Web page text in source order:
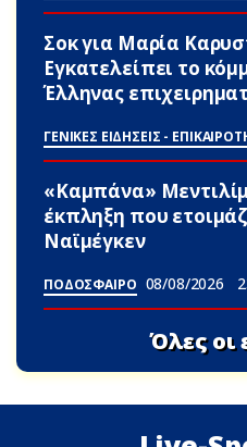
Σoκ για Μαρία
Εγκατελείπει το
Έλληνας
ΓΕΝΙΚΕΣ ΕΙΔΗΣΕΙΣ -
«Καμπάνα»
έκπληξη που
Ναϊμέγκεν
ΠΟΔΟΣΦΑΙΡΟ 08/08/2026
Όλες οι